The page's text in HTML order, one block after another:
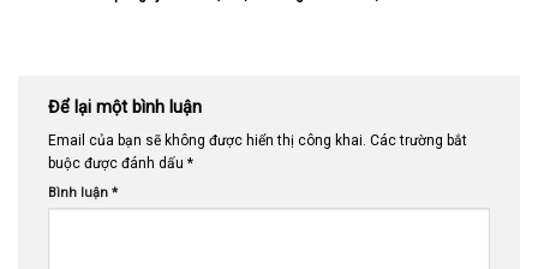
Để lại một bình luận
Email của bạn sẽ không được hiển thị công khai. Các trường bắt
buộc được đánh dấu *
Bình luận *